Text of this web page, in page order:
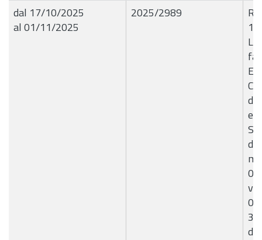
dal 17/10/2025
al 01/11/2025
2025/2989
di